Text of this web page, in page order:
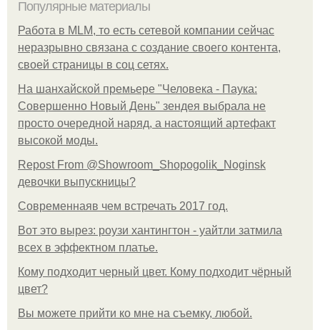
Популярные материалы
Работа в MLM, то есть сетевой компании сейчас
неразрывно связана с создание своего контента,
своей страницы в соц сетях.
На шанхайской премьере "Человека - Паука:
Совершенно Новый День" зендея выбрала не
просто очередной наряд, а настоящий артефакт
высокой моды.
Repost From @Showroom_Shopogolik_Noginsk
девочки выпускницы?
Современнаяв чем встречать 2017 год.
Вот это вырез: роузи хантингтон - уайтли затмила
всех в эффектном платьe.
Кому подходит черный цвет. Кому подходит чёрный
цвет?
Вы можете прийти ко мне на съемку, любой.